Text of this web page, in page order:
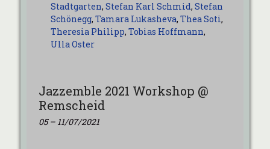
Stadtgarten, Stefan Karl Schmid, Stefan
Schönegg, Tamara Lukasheva, Thea Soti,
Theresia Philipp, Tobias Hoffmann,
Ulla Oster
Jazzemble 2021 Workshop @
Remscheid
05– 11/07/2021